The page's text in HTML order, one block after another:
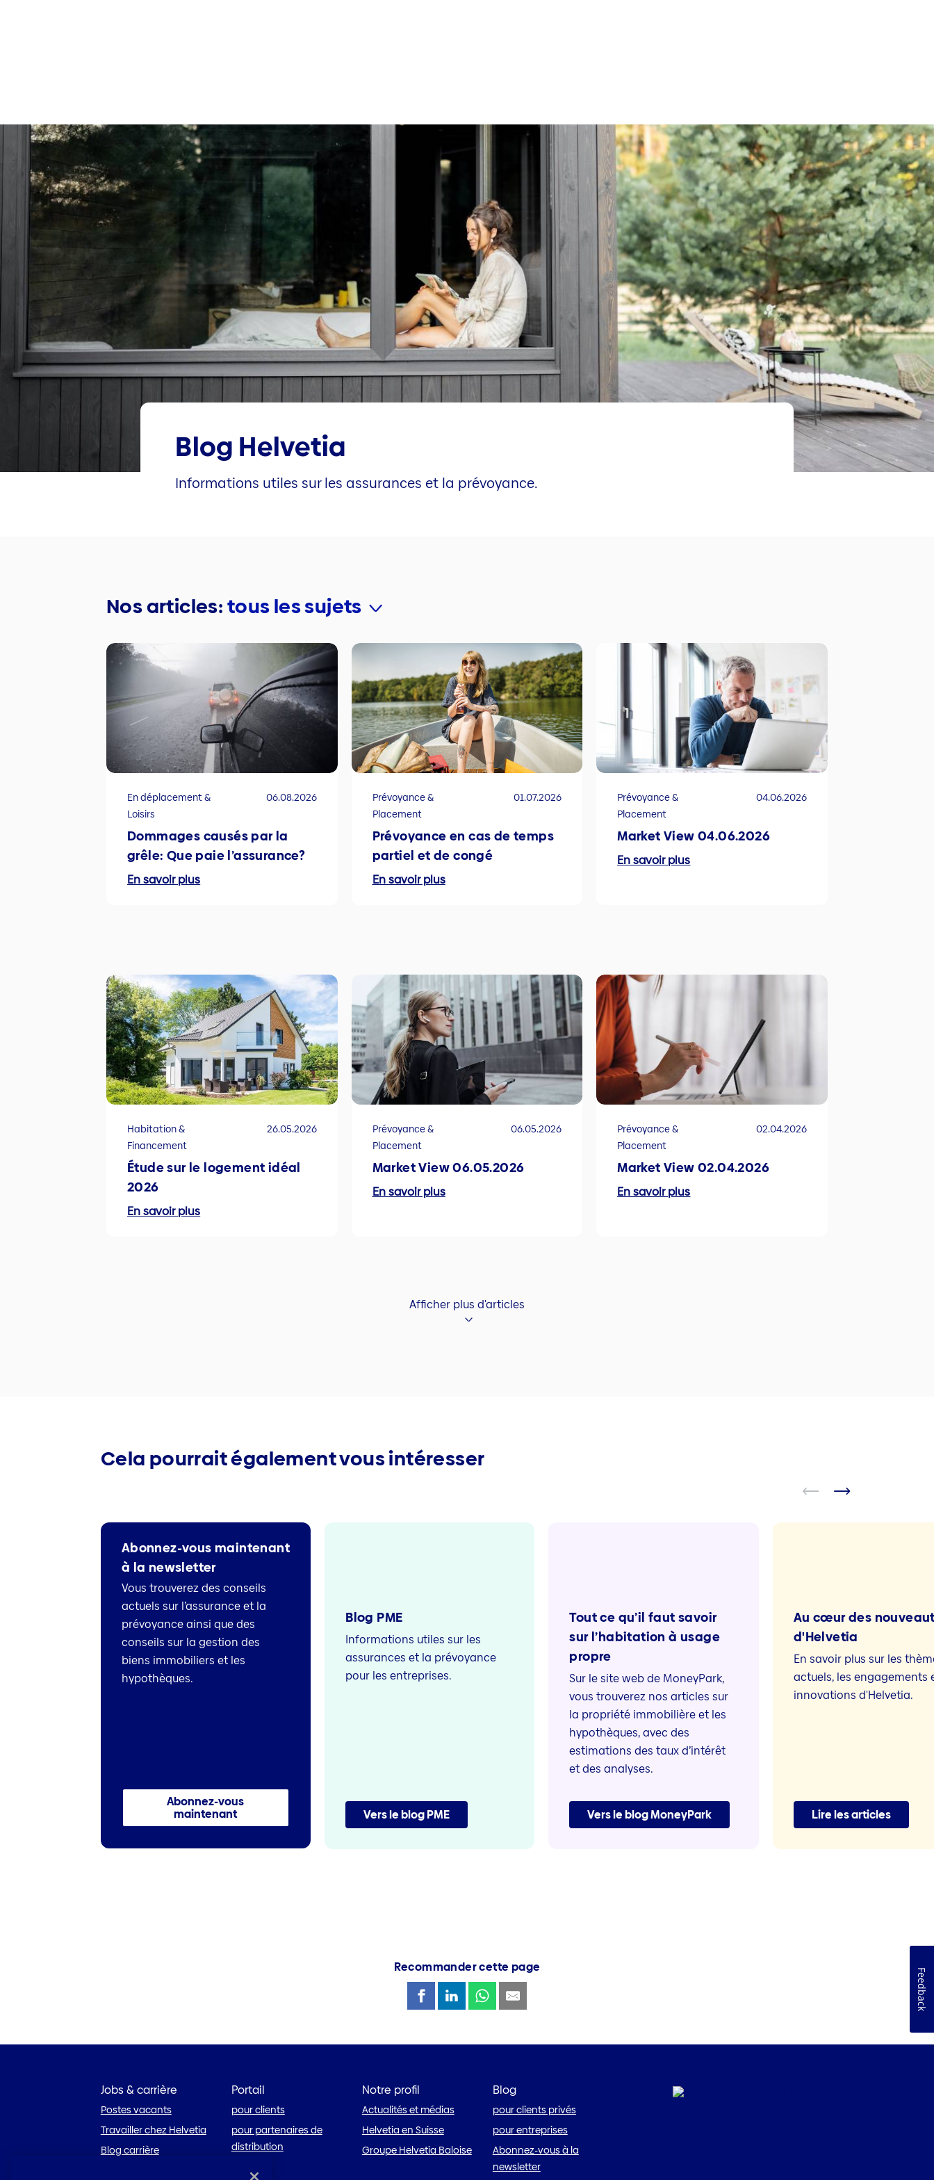
Blog Helvetia
Informations utiles sur les assurances et la prévoyance.
Nos articles:tous les sujets
En déplacement &
Loisirs
06.08.2026
Dommages causés par la
grêle: Que paie l’assurance?
En savoir plus
Prévoyance &
Placement
01.07.2026
Prévoyance en cas de temps
partiel et de congé
En savoir plus
Prévoyance &
Placement
04.06.2026
Market View 04.06.2026
En savoir plus
Habitation &
Financement
26.05.2026
Étude sur le logement idéal
2026
En savoir plus
Prévoyance &
Placement
06.05.2026
Market View 06.05.2026
En savoir plus
Prévoyance &
Placement
02.04.2026
Market View 02.04.2026
En savoir plus
Afficher plus d'articles
Cela pourrait également vous intéresser
Abonnez-vous maintenant
à la newsletter
Vous trouverez des conseils
actuels sur l’assurance et la
prévoyance ainsi que des
conseils sur la gestion des
biens immobiliers et les
hypothèques.
Abonnez-vous
maintenant
Blog PME
Informations utiles sur les
assurances et la prévoyance
pour les entreprises.
Vers le blog PME
Tout ce qu’il faut savoir
sur l’habitation à usage
propre
Sur le site web de MoneyPark,
vous trouverez nos articles sur
la propriété immobilière et les
hypothèques, avec des
estimations des taux d’intérêt
et des analyses.
Vers le blog MoneyPark
Au cœur des
d'Helvetia
En savoir plus sur les
actuels, les engagements
innovations d'Helvetia.
Lire les articles
Recommander cette page
Jobs & carrière
Postes vacants
Travailler chez Helvetia
Blog carrière
Portail
pour clients
pour partenaires de
distribution
Notre profil
Actualités et médias
Helvetia en Suisse
Groupe Helvetia Baloise
Blog
pour clients privés
pour entreprises
Abonnez-vous à la
newsletter
Feedback